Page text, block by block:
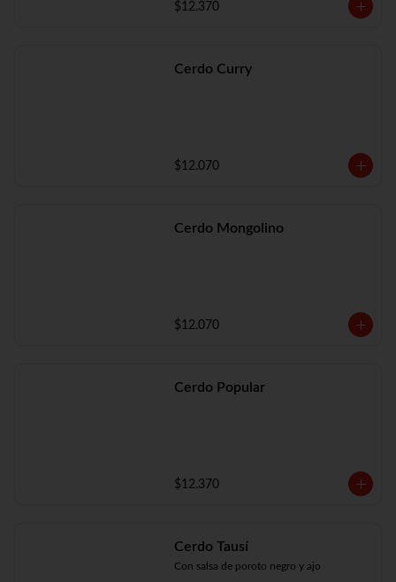
$12.370
Cerdo Curry
$12.070
Cerdo Mongolino
$12.070
Cerdo Popular
$12.370
Cerdo Tausí
Con salsa de poroto negro y ajo